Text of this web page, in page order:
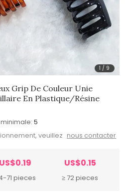
1 / 9
Grip De Couleur Unie
En Plastique/Résine
5
veuillez nous contacter
US$0.19
71 pieces
US$0.15
≥ 72 pieces